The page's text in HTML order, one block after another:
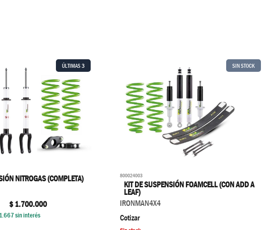
ÚLTIMAS3
NITROGAS (COMPLETA)
$1.700.000
sin interés
SIN STOCK
800024003
KIT DE SUSPENSIÓN FOAMCELL (CON ADD A
LEAF)
IRONMAN4X4
Cotizar